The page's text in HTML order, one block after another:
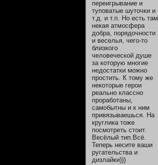
переигрывание и
туповатые шуточки и
т.д. и т.п. Но есть там
некая атмосфера
добра, порядочности
и веселья, чего-то
близкого
человеческой душе
за которую многие
недостатки можно
простить. К тому же
некоторые герои
реально классно
проработаны,
самобытны и к ним
привязываешься. На
круглика тоже
посмотреть стоит.
Весёлый тип.Всё.
Теперь несите ваши
ругательства и
дизлайки)))